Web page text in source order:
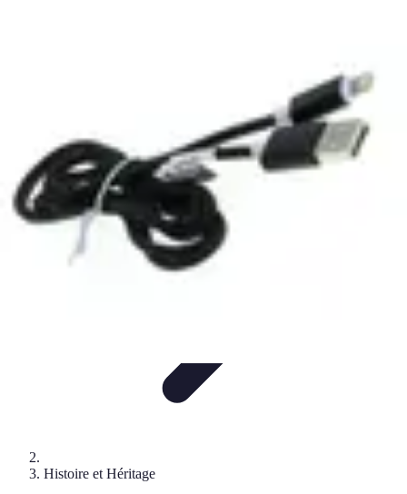
Histoire et Héritage